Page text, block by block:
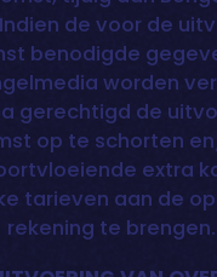
de voor de
benodigde
worden
gerechtigd de
op te schorten
extra
tarieven aan de
rekening te brengen.